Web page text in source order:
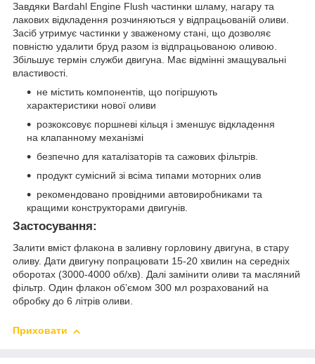
Завдяки Bardahl Engine Flush частинки шламу, нагару та
лакових відкладення розчиняються у відпрацьованій оливи.
Засіб утримує частинки у зваженому стані, що дозволяє
повністю удалити бруд разом із відпрацьованою оливою.
Збільшує термін служби двигуна. Має відмінні змащувальні
властивості.
не містить компонентів, що погіршують
характеристики нової оливи
розкоксовує поршневі кільця і ​​зменшує відкладення
на клапанному механізмі
безпечно для каталізаторів та сажових фільтрів.
продукт сумісний зі всіма типами моторних олив
рекомендовано провідними автовиробниками та
кращими конструкторами двигунів.
Застосування:
Залити вміст флакона в заливну горловину двигуна, в стару
оливу. Дати двигуну попрацювати 15-20 хвилин на середніх
оборотах (3000-4000 об/хв). Далі замінити оливи та масляний
фільтр. Один флакон об’ємом 300 мл розрахований на
обробку до 6 літрів оливи.
Приховати